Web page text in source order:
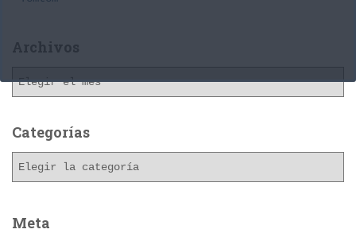
Archivos
h
o
Categorías
g
Meta